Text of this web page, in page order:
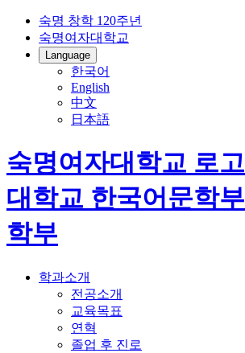
숙명 창학 120주년
숙명여자대학교
Language
한국어
English
中文
日本語
숙명여자대학교 로고
대학교 한국어문학부
학부
학과소개
전공소개
교육목표
연혁
졸업 후 진로